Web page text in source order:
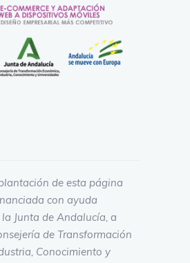
de esta página
con ayuda
Junta de Andalucía, a
de Transformación
Conocimiento y